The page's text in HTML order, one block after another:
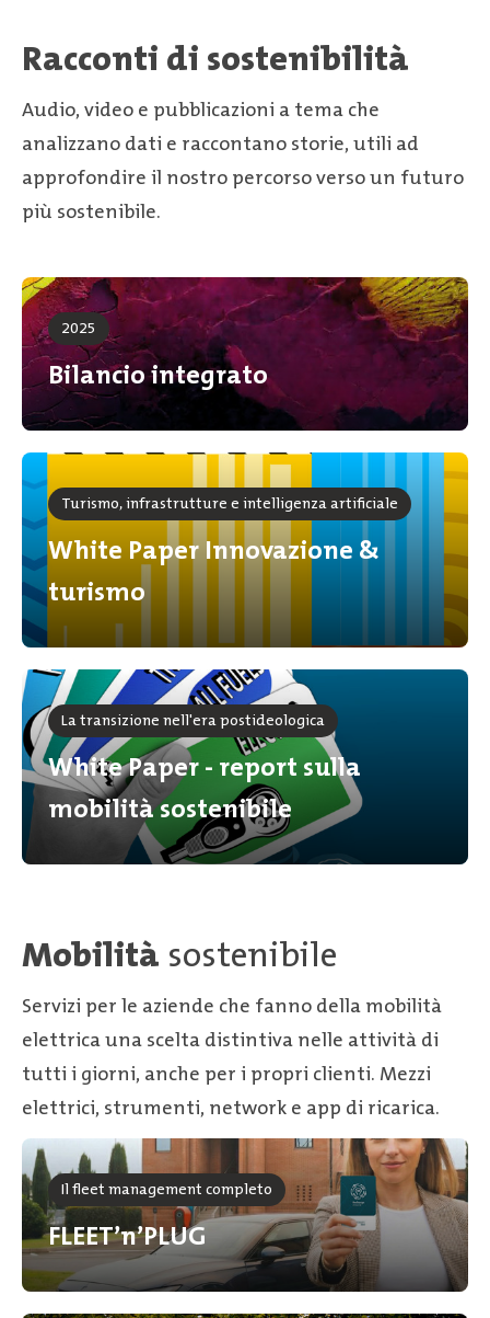
Racconti di sostenibilità
Audio, video e pubblicazioni a tema che
analizzano dati e raccontano storie, utili ad
approfondire il nostro percorso verso un futuro
più sostenibile.
2025
Bilancio integrato
Turismo, infrastrutture e intelligenza artificiale
White Paper Innovazione &
turismo
La transizione nell'era postideologica
White Paper - report sulla
mobilità sostenibile
Mobilità sostenibile
Servizi per le aziende che fanno della mobilità
elettrica una scelta distintiva nelle attività di
tutti i giorni, anche per i propri clienti. Mezzi
elettrici, strumenti, network e app di ricarica.
Il fleet management completo
FLEET’n’PLUG